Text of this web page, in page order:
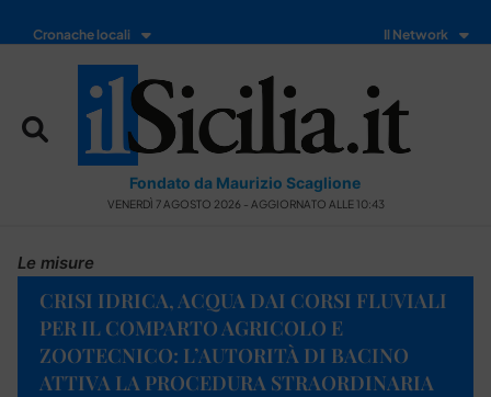
Cronache locali Il Network
Fondato da Maurizio Scaglione
VENERDÌ 7 AGOSTO 2026 - AGGIORNATO ALLE 10:43
Le misure
CRISI IDRICA, ACQUA DAI CORSI FLUVIALI
PER IL COMPARTO AGRICOLO E
ZOOTECNICO: L’AUTORITÀ DI BACINO
ATTIVA LA PROCEDURA STRAORDINARIA